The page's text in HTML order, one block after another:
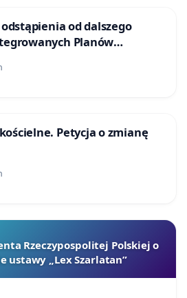
od dalszego
Planów
– Barnasiówka” oraz
Petycja o zmianę
Rzeczypospolitej Polskiej o
ustawy „Lex Szarlatan”